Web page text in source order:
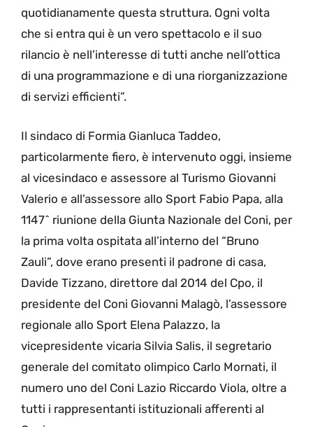
quotidianamente questa struttura. Ogni volta
che si entra qui è un vero spettacolo e il suo
rilancio è nell’interesse di tutti anche nell’ottica
di una programmazione e di una riorganizzazione
di servizi efficienti”.
Il sindaco di Formia Gianluca Taddeo,
particolarmente fiero, è intervenuto oggi, insieme
al vicesindaco e assessore al Turismo Giovanni
Valerio e all’assessore allo Sport Fabio Papa, alla
1147^ riunione della Giunta Nazionale del Coni, per
la prima volta ospitata all’interno del “Bruno
Zauli”, dove erano presenti il padrone di casa,
Davide Tizzano, direttore dal 2014 del Cpo, il
presidente del Coni Giovanni Malagò, l’assessore
regionale allo Sport Elena Palazzo, la
vicepresidente vicaria Silvia Salis, il segretario
generale del comitato olimpico Carlo Mornati, il
numero uno del Coni Lazio Riccardo Viola, oltre a
tutti i rappresentanti istituzionali afferenti al